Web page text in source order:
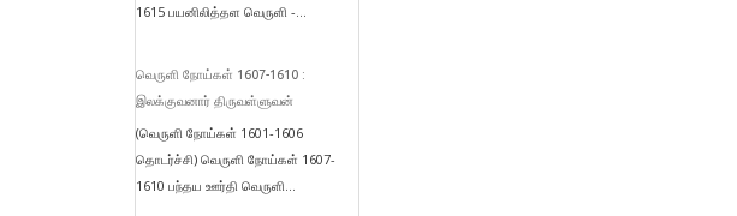
1615 பயனிலித்தள வெருளி -...
வெருளி நோய்கள் 1607-1610 :
இலக்குவனார் திருவள்ளுவன்
(வெருளி நோய்கள் 1601-1606
தொடர்ச்சி) வெருளி நோய்கள் 1607-
1610 பந்தய ஊர்தி வெருளி...